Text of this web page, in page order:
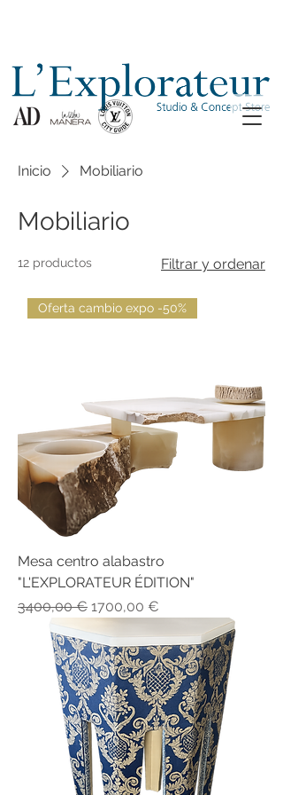
Inicio Mobiliario
Mobiliario
12 productos Filtrar y ordenar
Oferta cambio expo -50%
Mesa centro alabastro
"L'EXPLORATEUR ÉDITION"
Precio
3400,00 € Precio de oferta
1700,00 €